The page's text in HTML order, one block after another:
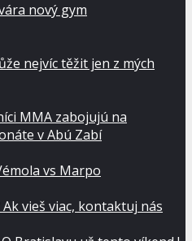
nový gym
nejvíc těžit jen z mých
MMA zabojujú na
v Abú Zabí
vs Marpo
vieš viac, kontaktuj nás